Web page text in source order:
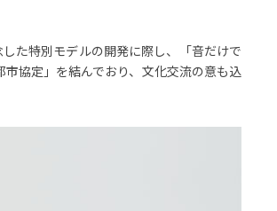
た特別モデルの開発に際し、「音だけで
協定」を結んでおり、文化交流の意も込